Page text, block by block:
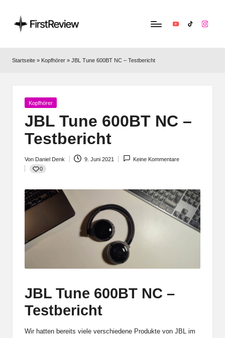
ir
Alles
Apple,
Smart‑Home,
Kopfhörern
YouTubeTikTok
Startseite » Kopfhörer » JBL Tune 600BT NC – Testbericht
Posted
Kopfhörer
JBL Tune 600BT NC –
Testbericht
Posted
by
Von Daniel Denk 9. Juni 2021
Keine Kommentare
0
JBL Tune 600BT NC –
Testbericht
Wir hatten bereits viele verschiedene Produkte von JBL im